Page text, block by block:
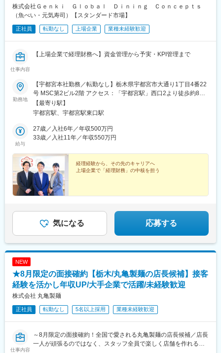
株式会社Ｇｅｎｋｉ Ｇｌｏｂａｌ Ｄｉｎｉｎｇ Ｃｏｎｃｅｐｔｓ
（魚べい・元気寿司）【スタンダード市場】
正社員 転勤なし 上場企業 業種未経験歓迎
仕事内容
【上場企業で経理財務へ】資金管理から予実・KPI管理まで
勤務地
【宇都宮本社勤務／転勤なし】栃木県宇都宮市大通り1丁目4番22
号 MSC第2ビル2階 アクセス：「宇都宮駅」西口2より徒歩約8分※
受動喫煙対策：屋内全面禁煙
【最寄り駅】
宇都宮駅、宇都宮駅東口駅
給与
27歳／入社6年／年収500万円
33歳／入社11年／年収550万円
経理経験から、その先のキャリアへ
上場企業で「経理財務」の中核を担う
気になる 応募する
NEW
★8月限定の面接確約【栃木/丸亀製麺の店長候補】接客
経験を活かし年収UP/大手企業で活躍/未経験歓迎
株式会社 丸亀製麺
正社員 転勤なし 5名以上採用 業種未経験歓迎
仕事内容
～8月限定の面接確約！全国で愛される丸亀製麺の店長候補／店長
一人が頑張るのではなく、スタッフ全員で楽しく店舗を作れる会